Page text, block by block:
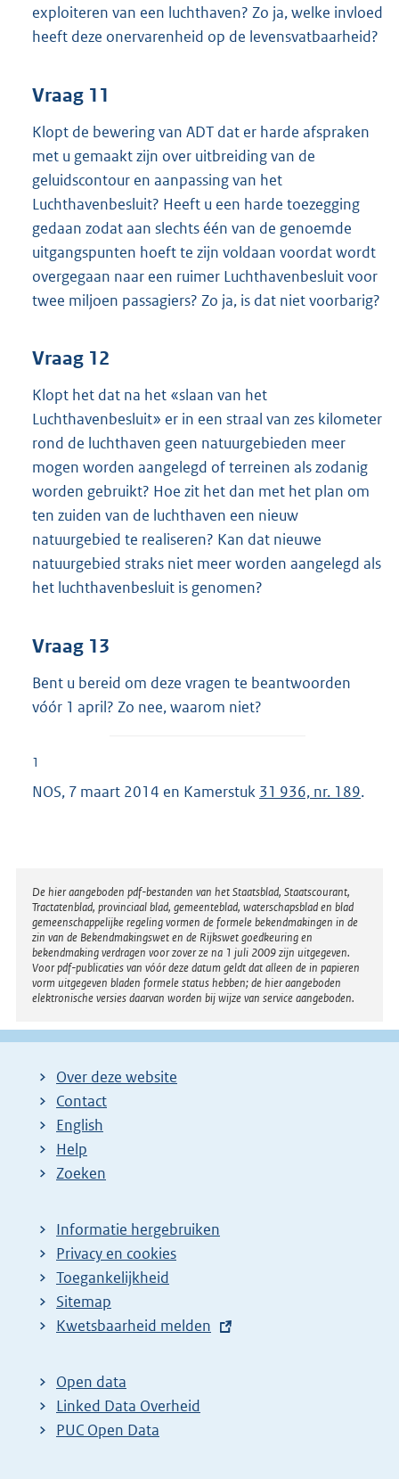
exploiteren van een luchthaven? Zo ja, welke invloed
heeft deze onervarenheid op de levensvatbaarheid?
Vraag 11
Klopt de bewering van ADT dat er harde afspraken
met u gemaakt zijn over uitbreiding van de
geluidscontour en aanpassing van het
Luchthavenbesluit? Heeft u een harde toezegging
gedaan zodat aan slechts één van de genoemde
uitgangspunten hoeft te zijn voldaan voordat wordt
overgegaan naar een ruimer Luchthavenbesluit voor
twee miljoen passagiers? Zo ja, is dat niet voorbarig?
Vraag 12
Klopt het dat na het «slaan van het
Luchthavenbesluit» er in een straal van zes kilometer
rond de luchthaven geen natuurgebieden meer
mogen worden aangelegd of terreinen als zodanig
worden gebruikt? Hoe zit het dan met het plan om
ten zuiden van de luchthaven een nieuw
natuurgebied te realiseren? Kan dat nieuwe
natuurgebied straks niet meer worden aangelegd als
het luchthavenbesluit is genomen?
Vraag 13
Bent u bereid om deze vragen te beantwoorden
vóór 1 april? Zo nee, waarom niet?
1
NOS, 7 maart 2014 en Kamerstuk 31 936, nr. 189.
Disclaimer
De hier aangeboden pdf-bestanden van het Staatsblad, Staatscourant,
Tractatenblad, provinciaal blad, gemeenteblad, waterschapsblad en blad
gemeenschappelijke regeling vormen de formele bekendmakingen in de
zin van de Bekendmakingswet en de Rijkswet goedkeuring en
bekendmaking verdragen voor zover ze na 1 juli 2009 zijn uitgegeven.
Voor pdf-publicaties van vóór deze datum geldt dat alleen de in papieren
vorm uitgegeven bladen formele status hebben; de hier aangeboden
elektronische versies daarvan worden bij wijze van service aangeboden.
Over deze website
Contact
English
Help
Zoeken
Informatie hergebruiken
Privacy en cookies
Toegankelijkheid
Sitemap
E
t
e
r
Kwetsbaarheid melden
Open data
Linked Data Overheid
PUC Open Data